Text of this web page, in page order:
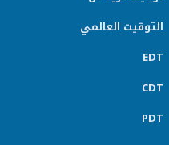
التوقيت العالمي
EDT
CDT
PDT